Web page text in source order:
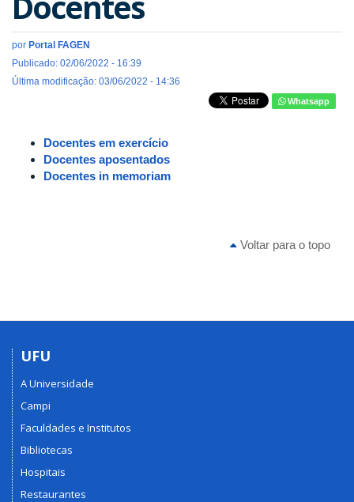
por Portal FAGEN
Publicado: 02/06/2022 - 16:39
Última modificação: 03/06/2022 - 14:36
Whatsapp
Docentes em exercício
Docentes aposentados
Docentes in memoriam
Voltar para o topo
UFU
A Universidade
Campi
Faculdades e Institutos
Bibliotecas
Hospitais
Restaurantes